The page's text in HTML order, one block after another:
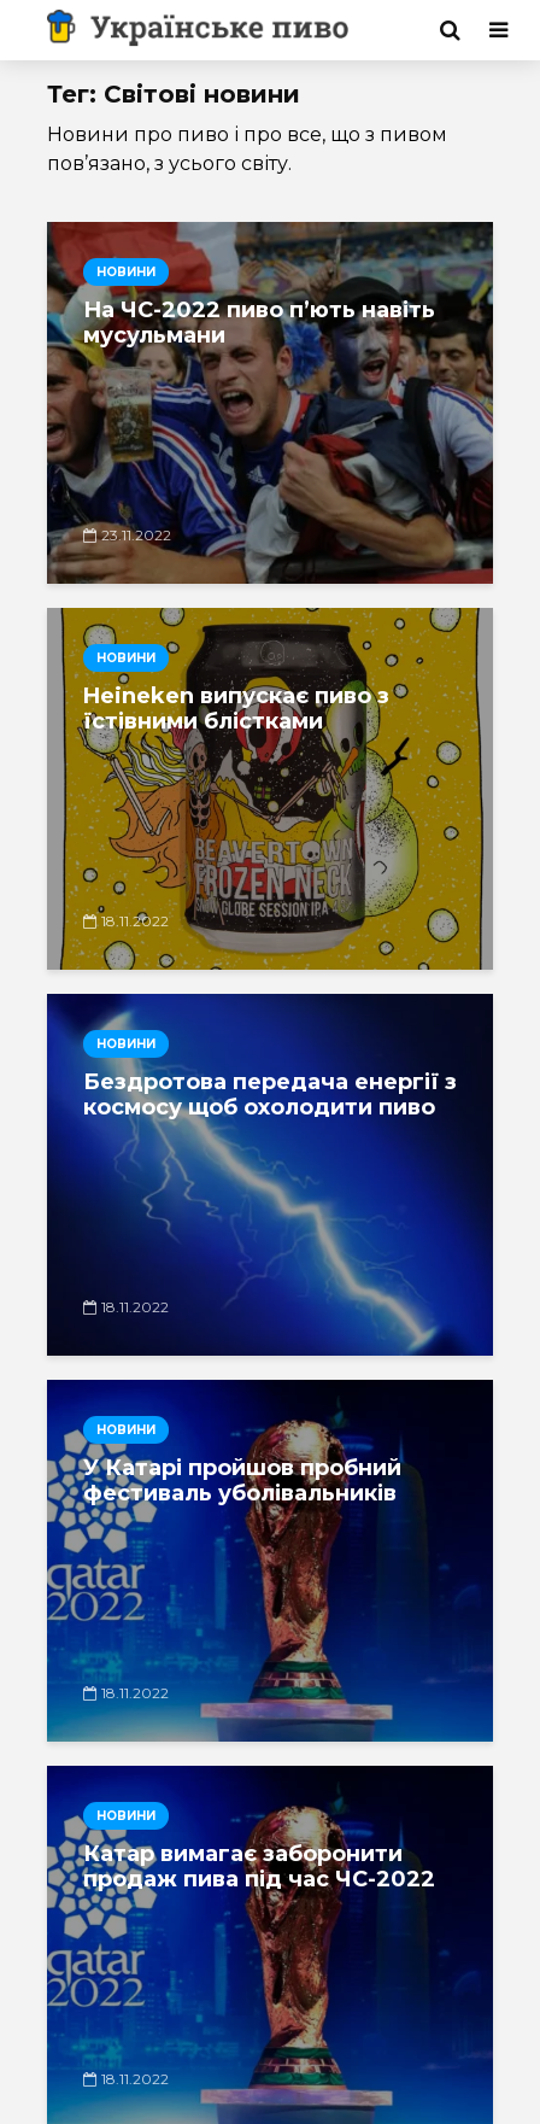
Тег: Світові новини
Новини про пиво і про все, що з пивом
пов’язано, з усього світу.
НОВИНИ
На ЧС-2022 пиво п’ють навіть
мусульмани
23.11.2022
НОВИНИ
Heineken випускає пиво з
їстівними блістками
18.11.2022
НОВИНИ
Бездротова передача енергії з
космосу щоб охолодити пиво
18.11.2022
НОВИНИ
У Катарі пройшов пробний
фестиваль уболівальників
18.11.2022
НОВИНИ
Катар вимагає заборонити
продаж пива під час ЧС-2022
18.11.2022